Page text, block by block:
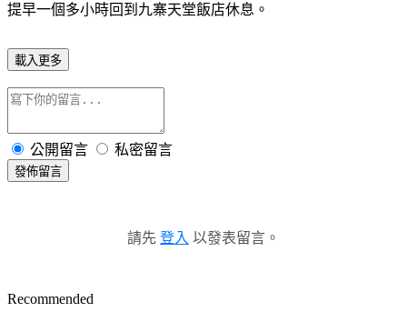
提早一個多小時回到九寨天堂飯店休息。
載入更多
公開留言 私密留言
發佈留言
請先 登入 以發表留言。
Recommended